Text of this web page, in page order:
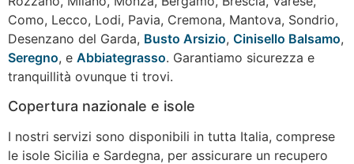
Como, Lecco, Lodi, Pavia, Cremona, Mantova, Sondrio,
Desenzano del Garda, Busto Arsizio, Cinisello Balsamo,
Seregno, e Abbiategrasso. Garantiamo sicurezza e
tranquillità ovunque ti trovi.
Copertura nazionale e isole
I nostri servizi sono disponibili in tutta Italia, comprese
le isole Sicilia e Sardegna, per assicurare un recupero